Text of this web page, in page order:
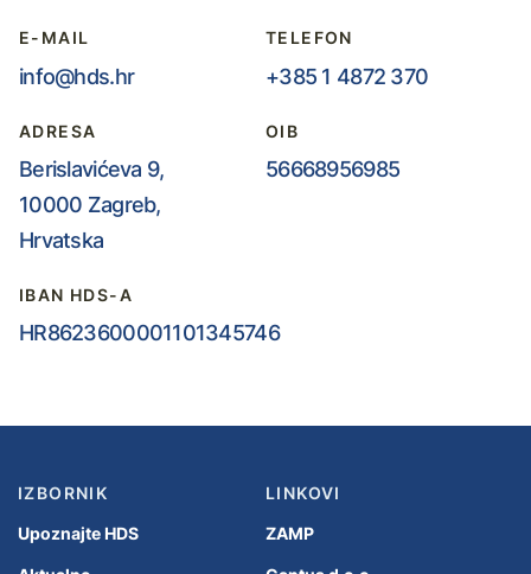
E-MAIL
info@hds.hr
TELEFON
+385 1 4872 370
ADRESA
Berislavićeva 9,
10000 Zagreb,
Hrvatska
OIB
56668956985
IBAN HDS-A
HR8623600001101345746
IZBORNIK
Upoznajte HDS
LINKOVI
ZAMP